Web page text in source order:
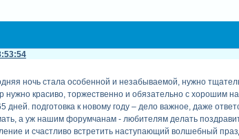
ночь стала особенной и незабываемой, нужно
нужно красиво, торжественно и обязательно с хорошим
подготовка к новому году – дело важное, даже
а уж нашим форумчанам - любителям делать
и счастливо встретить наступающий волшебный